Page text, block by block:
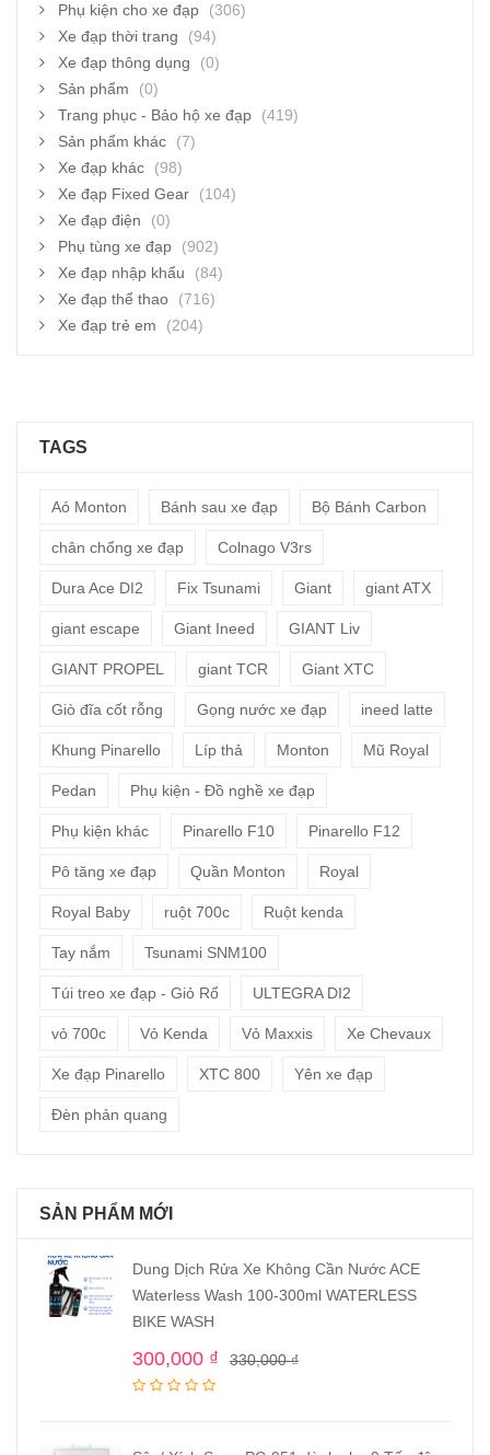
Phụ kiện cho xe đạp
(306)
Xe đạp thời trang
(94)
Xe đạp thông dụng
(0)
Sản phẩm
(0)
Trang phục - Bảo hộ xe đạp
(419)
Sản phẩm khác
(7)
Xe đạp khác
(98)
Xe đạp Fixed Gear
(104)
Xe đạp điện
(0)
Phụ tùng xe đạp
(902)
Xe đạp nhập khẩu
(84)
Xe đạp thể thao
(716)
Xe đạp trẻ em
(204)
TAGS
Aó Monton Bánh sau xe đạp Bộ Bánh Carbon
chân chống xe đạp Colnago V3rs
Dura Ace DI2 Fix Tsunami Giant giant ATX
giant escape Giant Ineed GIANT Liv
GIANT PROPEL giant TCR Giant XTC
Giò đĩa cốt rỗng Gọng nước xe đạp ineed latte
Khung Pinarello Líp thả Monton Mũ Royal
Pedan Phụ kiện - Đồ nghề xe đạp
Phụ kiện khác Pinarello F10 Pinarello F12
Pô tăng xe đạp Quần Monton Royal
Royal Baby ruột 700c Ruột kenda
Tay nắm Tsunami SNM100
Túi treo xe đạp - Giỏ Rổ ULTEGRA DI2
vỏ 700c Vỏ Kenda Vỏ Maxxis Xe Chevaux
Xe đạp Pinarello XTC 800 Yên xe đạp
Đèn phản quang
SẢN PHẨM MỚI
Dung Dịch Rửa Xe Không Cần Nước ACE
Waterless Wash 100-300ml WATERLESS
BIKE WASH
330,000₫
300,000 ₫